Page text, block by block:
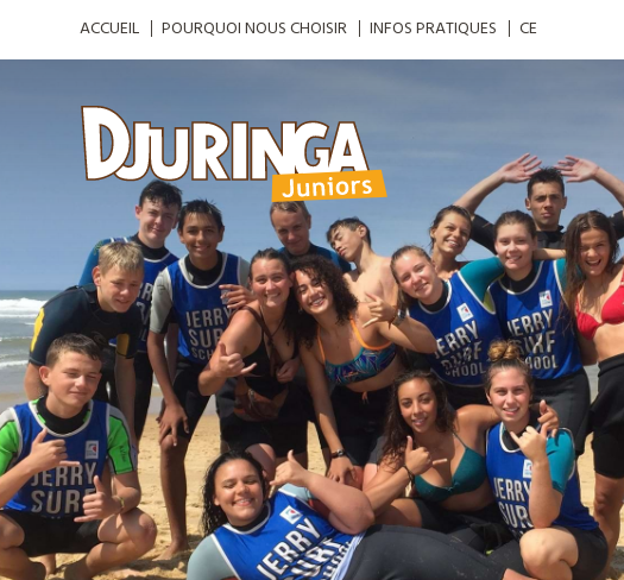
ACCUEIL POURQUOI NOUS CHOISIR INFOS PRATIQUES CE